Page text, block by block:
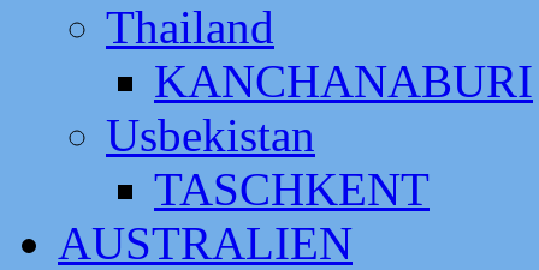
Thailand
KANCHANABURI
Usbekistan
TASCHKENT
AUSTRALIEN